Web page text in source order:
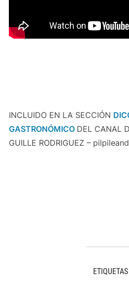
INCLUIDO EN LA SECCIÓN
GASTRONÓMICO DEL CANAL
GUILLE RODRIGUEZ –
ETIQUETAS